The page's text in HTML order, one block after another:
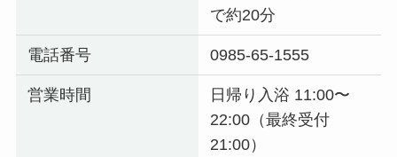
で約20分
電話番号 0985-65-1555
営業時間
日帰り入浴 11:00〜
22:00（最終受付
21:00）